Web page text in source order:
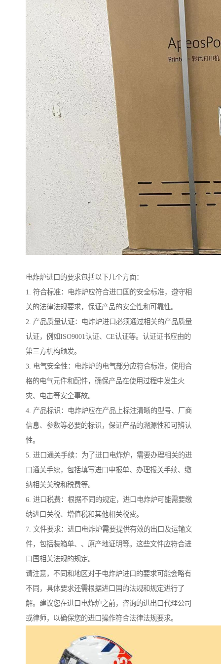
电炸炉进口的要求包括以下几个方面：
1. 符合标准：电炸炉应符合进口国的安全标准，遵守相
关的法律法规要求，保证产品的安全性和可靠性。
2. 产品质量认证：电炸炉进口必须通过相关的产品质量
认证，例如ISO9001认证、CE认证等。认证证书应由的
第三方机构颁发。
3. 电气安全性：电炸炉的电气部分应符合标准，使用合
格的电气元件和配件，确保产品在使用过程中发生火
灾、电击等安全事故。
4. 产品标识：电炸炉应在产品上标注清晰的型号、厂商
信息、参数等必要的标识，保证产品的溯源性和可辨认
性。
5. 进口通关手续：为了进口电炸炉，需要办理相关的进
口通关手续，包括填写进口申报单、办理报关手续、缴
纳相关关税和税费等。
6. 进口税费：根据不同的规定，进口电炸炉可能需要缴
纳进口关税、增值税和其他相关税费。
7. 文件要求：进口电炸炉需要提供有效的出口及运输文
件，包括装箱单、、原产地证明等。这些文件应符合进
口国相关法规的规定。
请注意，不同和地区对于电炸炉进口的要求可能会略有
不同，具体要求还需根据进口国的法规和规定进行了
解。建议您在进口电炸炉之前，咨询的进出口代理公司
或律师，以确保您的进口操作符合法律法规要求。